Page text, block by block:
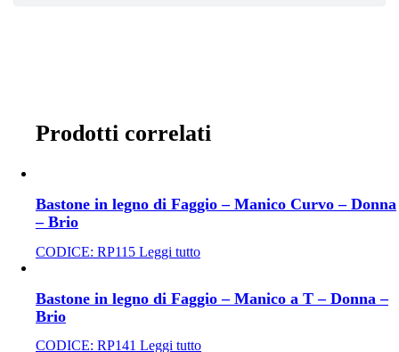
Prodotti correlati
Bastone in legno di Faggio – Manico Curvo – Donna
– Brio
CODICE: RP115 Leggi tutto
Bastone in legno di Faggio – Manico a T – Donna –
Brio
CODICE: RP141 Leggi tutto